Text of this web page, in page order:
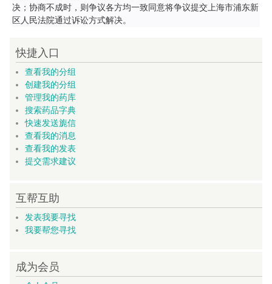
决；协商不成时，则争议各方均一致同意将争议提交上海市浦东新
区人民法院通过诉讼方式解决。
快捷入口
查看我的分组
创建我的分组
管理我的药库
搜索药品字典
快速发送旎信
查看我的消息
查看我的发表
提交需求建议
互帮互助
发表我要寻找
我要帮您寻找
成为会员